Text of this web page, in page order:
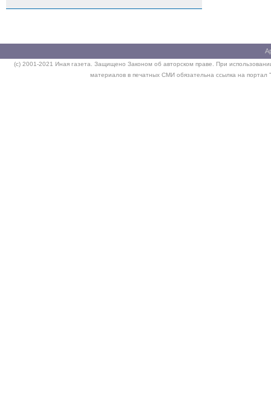
(c) 2001-2021 Иная газета. Защищено Законом об авторском праве. При
материалов в печатных СМИ обязательна ссылка на